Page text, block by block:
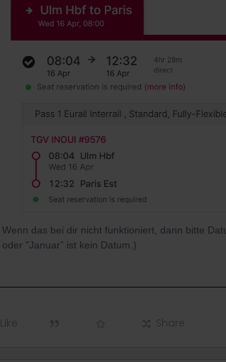
Wenn das bei dir nicht funktioniert, dann bitte
oder "Januar” ist kein Datum.)
Like Share